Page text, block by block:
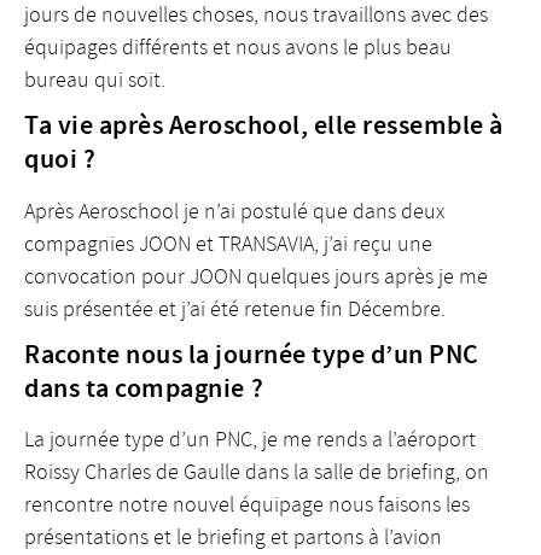
jours de nouvelles choses, nous travaillons avec des
équipages différents et nous avons le plus beau
bureau qui soit.
Ta vie après Aeroschool, elle ressemble à
quoi ?
Après Aeroschool je n’ai postulé que dans deux
compagnies JOON et TRANSAVIA, j’ai reçu une
convocation pour JOON quelques jours après je me
suis présentée et j’ai été retenue fin Décembre.
Raconte nous la journée type d’un PNC
dans ta compagnie ?
La journée type d’un PNC, je me rends a l’aéroport
Roissy Charles de Gaulle dans la salle de briefing, on
rencontre notre nouvel équipage nous faisons les
présentations et le briefing et partons à l’avion